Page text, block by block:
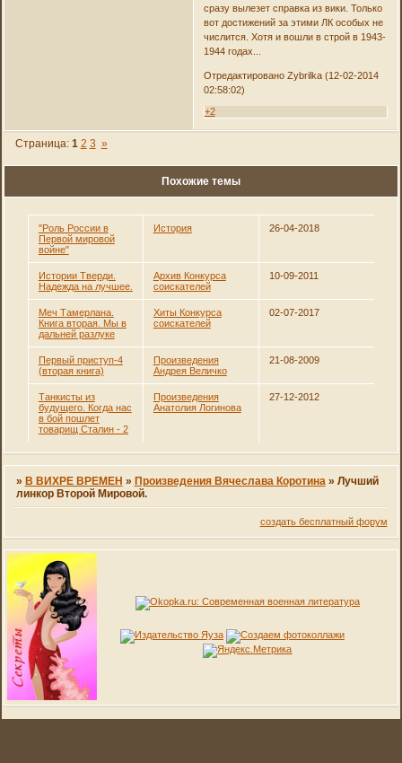
сразу вылезет справка из вики. Только
вот достижений за этими ЛК особых не
числится. Хотя и вошли в строй в 1943-
1944 годах...
Отредактировано Zybrilka (12-02-2014
02:58:02)
+2
Страница: 1 2 3 »
Похожие темы
"Роль России в
Первой мировой
войне"
История 26-04-2018
Истории Тверди.
Надежда на лучшее.
Архив Конкурса
соискателей
10-09-2011
Меч Тамерлана.
Книга вторая. Мы в
дальней разлуке
Хиты Конкурса
соискателей
02-07-2017
Первый приступ-4
(вторая книга)
Произведения
Андрея Величко
21-08-2009
Танкисты из
будущего. Когда нас
в бой пошлет
товарищ Сталин - 2
Произведения
Анатолия Логинова
27-12-2012
» В ВИХРЕ ВРЕМЕН » Произведения Вячеслава Коротина » Лучший
линкор Второй Мировой.
создать бесплатный форум